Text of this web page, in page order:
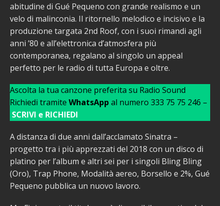
abitudine di Gué Pequeno con grande realismo e un
velo di malinconia. Il ritornello melodico e incisivo e la
produzione targata 2nd Roof, con i suoi rimandi agli
anni ’80 e all’elettronica d’atmosfera più
contemporanea, regalano al singolo un appeal
perfetto per le radio di tutta Europa e oltre.
Ascolta la tua canzone preferita su Radio Sound
Richiedi tramite WhatsApp al numero 333 75 75 246 –
SCRIVI e RICHIEDI
A distanza di due anni dall’acclamato Sinatra –
progetto tra i più apprezzati del 2018 con un disco di
platino per l’album e altri sei per i singoli Bling Bling
(Oro), Trap Phone, Modalità aereo, Borsello e 2%, Gué
Pequeno pubblica un nuovo lavoro.